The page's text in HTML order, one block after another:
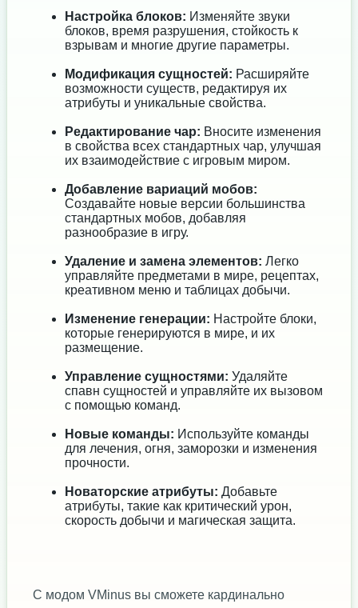
Настройка блоков: Изменяйте звуки
блоков, время разрушения, стойкость к
взрывам и многие другие параметры.
Модификация сущностей: Расширяйте
возможности существ, редактируя их
атрибуты и уникальные свойства.
Редактирование чар: Вносите изменения
в свойства всех стандартных чар, улучшая
их взаимодействие с игровым миром.
Добавление вариаций мобов:
Создавайте новые версии большинства
стандартных мобов, добавляя
разнообразие в игру.
Удаление и замена элементов: Легко
управляйте предметами в мире, рецептах,
креативном меню и таблицах добычи.
Изменение генерации: Настройте блоки,
которые генерируются в мире, и их
размещение.
Управление сущностями: Удаляйте
спавн сущностей и управляйте их вызовом
с помощью команд.
Новые команды: Используйте команды
для лечения, огня, заморозки и изменения
прочности.
Новаторские атрибуты: Добавьте
атрибуты, такие как критический урон,
скорость добычи и магическая защита.
С модом VMinus вы сможете кардинально